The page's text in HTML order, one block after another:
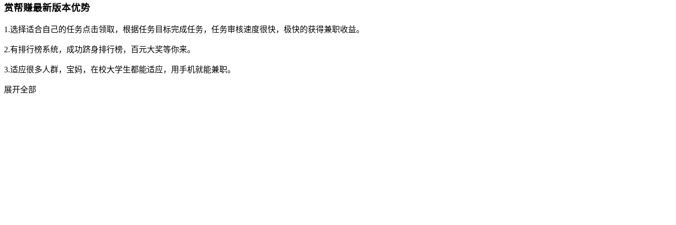
赏帮赚最新版本优势
1.选择适合自己的任务点击领取，根据任务目标完成任务，任务审核速度很快，极快的获得兼职收益。
2.有排行榜系统，成功跻身排行榜，百元大奖等你来。
3.适应很多人群，宝妈，在校大学生都能适应，用手机就能兼职。
展开全部